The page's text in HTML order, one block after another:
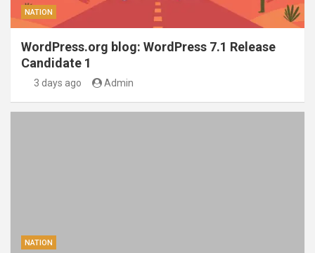
NATION
WordPress.org blog: WordPress 7.1 Release
Candidate 1
3 days ago Admin
NATION